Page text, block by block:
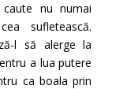
nu numai
sufletească.
l să alerge la
a lua putere
ca boala prin